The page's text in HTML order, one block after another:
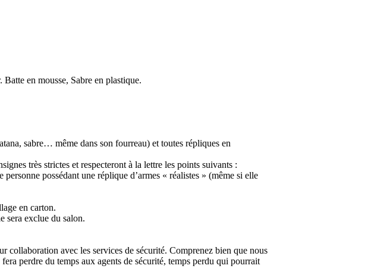
en mousse, Sabre en plastique.
sabre… même dans son fourreau) et toutes répliques en
très strictes et respecteront à la lettre les points suivants :
possédant une réplique d’armes « réalistes » (même si elle
en carton.
sera exclue du salon.
collaboration avec les services de sécurité. Comprenez bien que nous
perdre du temps aux agents de sécurité, temps perdu qui pourrait